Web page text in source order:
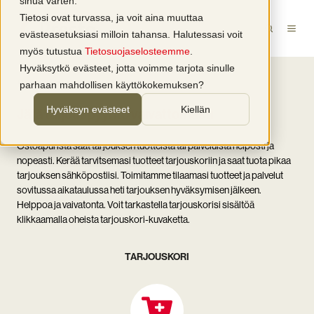
Tietosi ovat turvassa, ja voit aina muuttaa
evästeasetuksiasi milloin tahansa. Halutessasi voit
myös tutustua Tietosuojaselosteemme
Hyväksytkö evästeet, jotta voimme tarjota sinulle
parhaan mahdollisen käyttökokemuksen?
Hyväksyn evästeet Kiellän
Helpotimme arkeasi
Jätä tarjouspyyntö vaivattomasti
Ostoapurista saattarjouksen tuotteista tai palveluista helposti ja
nopeasti. Kerää tarvitsemasi tuotteet tarjouskoriin ja saat tuota pikaa
tarjouksen sähköpostiisi. Toimitamme tilaamasi tuotteet ja palvelut
sovitussa aikataulussa heti tarjouksen hyväksymisen jälkeen.
Helppoa ja vaivatonta. Voit tarkastella tarjouskorisi sisältöä
klikkaamalla oheista tarjouskori-kuvaketta.
TARJOUSKORI